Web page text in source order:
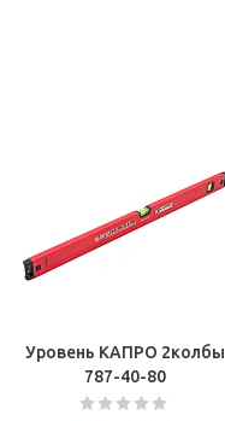
Уровень КАПРО 2колбы
787-40-80